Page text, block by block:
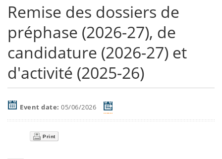
Remise des dossiers de
préphase (2026-27), de
candidature (2026-27) et
d'activité (2025-26)
Event date: 05/06/2026
Print